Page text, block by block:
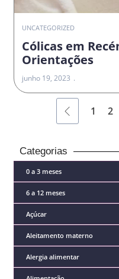
UNCATEGORIZED
Cólicas em
Orientações
junho 19, 2023
1 2
Categorias
0 a 3 meses
6 a 12 meses
Açúcar
Aleitamento materno
Alergia alimentar